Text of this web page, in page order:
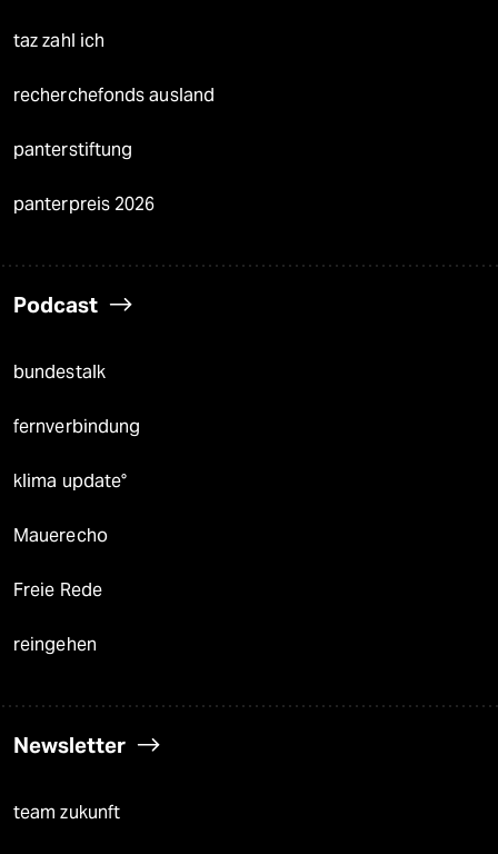
taz zahl ich
recherchefonds ausland
panterstiftung
panterpreis 2026
Podcast
bundestalk
fernverbindung
klima update°
Mauerecho
Freie Rede
reingehen
Newsletter
team zukunft